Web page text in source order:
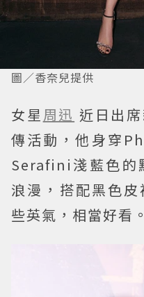
圖／香奈兒提供
女星 周迅 近日出
傳活動，他身穿
Serafini淺藍色的
浪漫，搭配黑色
些英氣，相當好看。